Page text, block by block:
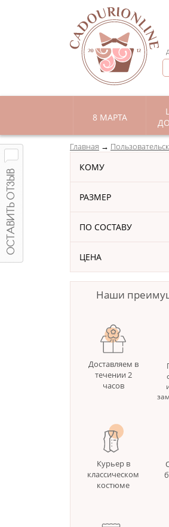
8 МАРТА
Главная
КОМУ
РАЗМЕР
ПО СОСТАВУ
ЦЕНА
Наши
Доставляем в
течении 2
часов
Курьер в
классическом
костюме